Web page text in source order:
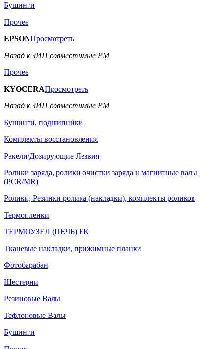
Бушинги
Прочее
EPSONПросмотреть
Назад к ЗИП совместимые РМ
Прочее
KYOCERAПросмотреть
Назад к ЗИП совместимые РМ
Бушинги, подшипники
Комплекты восстановления
Ракели/Дозирующие Лезвия
Ролики заряда, ролики очистки заряда и магнитные валы
(PCR/MR)
Ролики, Резинки ролика (накладки), комплекты роликов
Термопленки
ТЕРМОУЗЕЛ (ПЕЧЬ) FK
Тканевые накладки, прижимные планки
Фотобарабан
Шестерни
Резиновые Валы
Тефлоновые Валы
Бушинги